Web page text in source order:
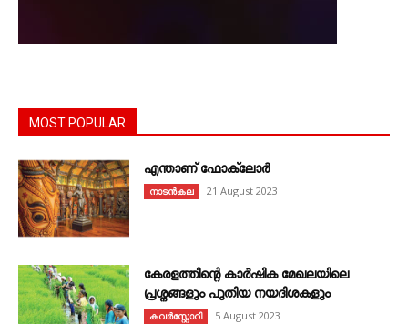
MOST POPULAR
എന്താണ്‌ ഫോക്‌ലോർ
നാടൻകല 21 August 2023
കേരളത്തിന്റെ കാർഷിക മേഖലയിലെ
പ്രശ്നങ്ങളും പുതിയ നയദിശകളും
കവര്‍സ്റ്റോറി 5 August 2023